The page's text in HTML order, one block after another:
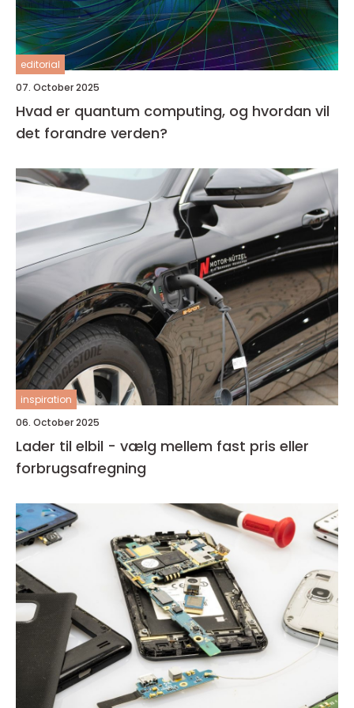
editorial
07. October 2025
Hvad er quantum computing, og hvordan vil
det forandre verden?
inspiration
06. October 2025
Lader til elbil - vælg mellem fast pris eller
forbrugsafregning